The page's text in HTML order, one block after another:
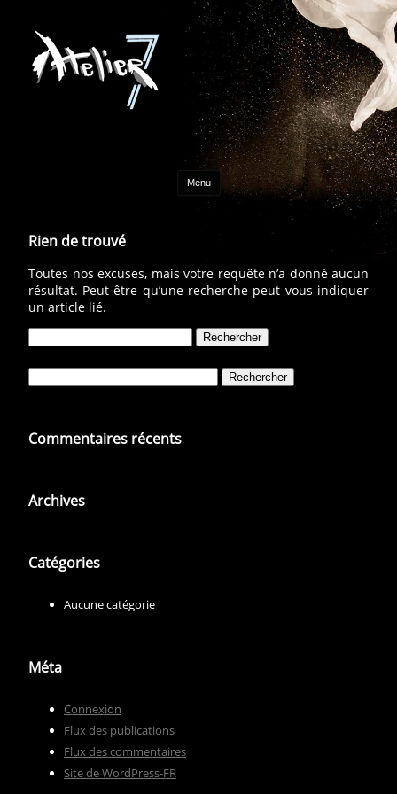
Menu Aller au contenu
Rien de trouvé
Toutes nos excuses, mais votre requête n’a donné aucun
résultat. Peut-être qu’une recherche peut vous indiquer
un article lié.
Commentaires récents
Archives
Catégories
Aucune catégorie
Méta
Connexion
Flux des publications
Flux des commentaires
Site de WordPress-FR